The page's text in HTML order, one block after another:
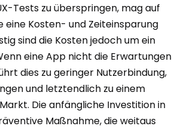
Tests zu überspringen, mag auf
eine Kosten- und Zeiteinsparung
sind die Kosten jedoch um ein
eine App nicht die Erwartungen
dies zu geringer Nutzerbindung,
und letztendlich zu einem
Die anfängliche Investition in
Maßnahme, die weitaus